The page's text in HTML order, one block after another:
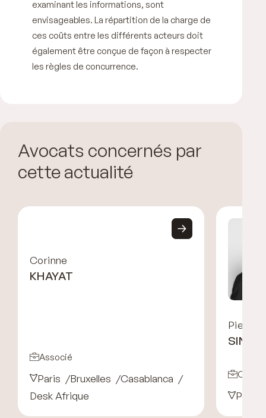
examinant les informations, sont
envisageables. La répartition de la charge de
ces coûts entre les différents acteurs doit
également être conçue de façon à respecter
les règles de concurrence.
Avocats concernés par
cette actualité
Corinne
KHAYAT
Associé
Paris Bruxelles
Casablanca
Desk Afrique
Pierre
Paris